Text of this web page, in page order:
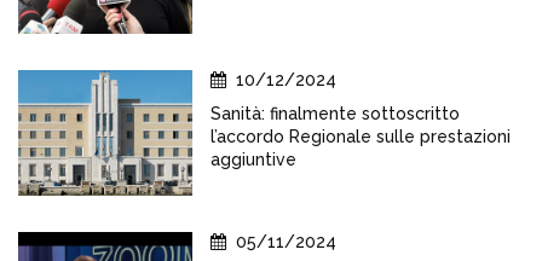
10/12/2024
Sanità: finalmente sottoscritto
l’accordo Regionale sulle prestazioni
aggiuntive
05/11/2024